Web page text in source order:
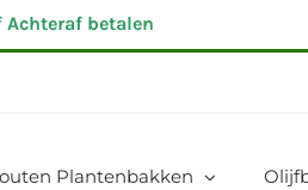
Achteraf betalen
Plantenbakken